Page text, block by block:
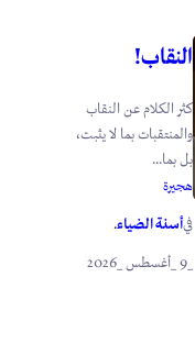
النقاب!
كثر الكلام عن النقاب
والمنتقبات بما لا يثبت،
بل بما...
هجيرة
فيأسنة الضياء.